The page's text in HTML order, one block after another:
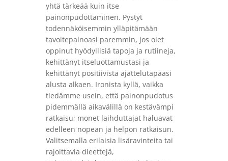
yhtä tärkeää kuin itse
painonpudottaminen. Pystyt
todennäköisemmin ylläpitämään
tavoitepainoasi paremmin, jos olet
oppinut hyödyllisiä tapoja ja rutiineja,
kehittänyt itseluottamustasi ja
kehittänyt positiivista ajattelutapaasi
alusta alkaen. Ironista kyllä, vaikka
tiedämme usein, että painonpudotus
pidemmällä aikavälillä on kestävämpi
ratkaisu; monet laihduttajat haluavat
edelleen nopean ja helpon ratkaisun.
Valitsemalla erilaisia lisäravinteita tai
rajoittavia dieettejä,